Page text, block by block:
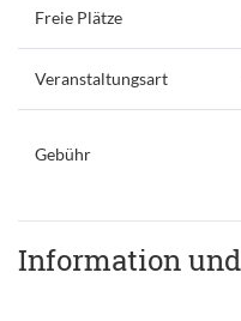
Freie Plätze
Veranstaltungsart
Gebühr
Information